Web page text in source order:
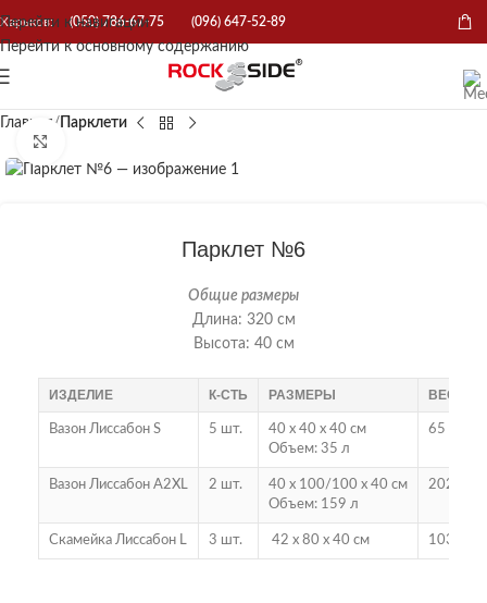
Перейти к навигации
Перейти к основному содержанию
Харьков: (050) 786-67-75 (096) 647-52-89
Главная Парклети
Парклет №6
Общие размеры
Длина: 320 см
Высота: 40 см
ИЗДЕЛИЕ К-СТЬ РАЗМЕРЫ ВЕС
Вазон Лиссабон S 5 шт.
40 х 40 х 40 см
Объем: 35 л
65 кг
Вазон Лиссабон A2XL 2 шт.
40 х 100/100 х 40 см
Объем: 159 л
202 кг
Скамейка Лиссабон L 3 шт. 42 х 80 х 40 см 103 кг